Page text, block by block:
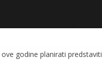
ove godine planirati predstaviti